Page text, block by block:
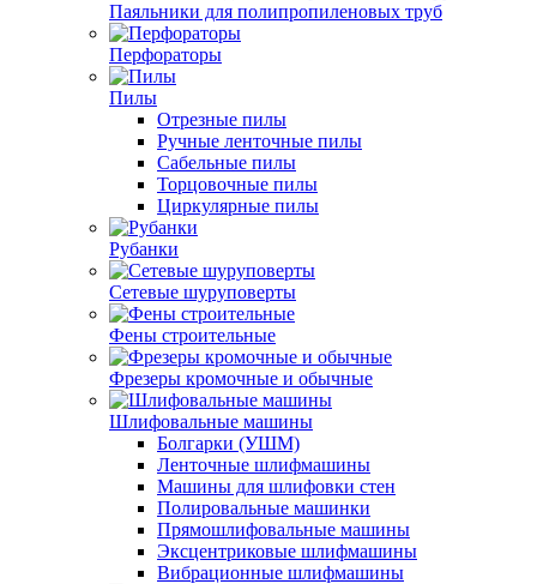
Паяльники для полипропиленовых труб
Перфораторы
Пилы
Отрезные пилы
Ручные ленточные пилы
Сабельные пилы
Торцовочные пилы
Циркулярные пилы
Рубанки
Сетевые шуруповерты
Фены строительные
Фрезеры кромочные и обычные
Шлифовальные машины
Болгарки (УШМ)
Ленточные шлифмашины
Машины для шлифовки стен
Полировальные машинки
Прямошлифовальные машины
Эксцентриковые шлифмашины
Вибрационные шлифмашины